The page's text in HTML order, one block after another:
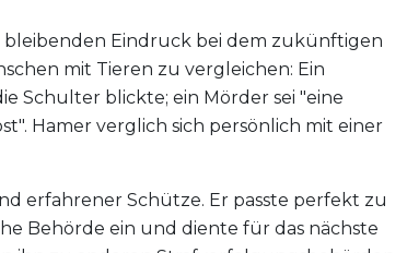
bleibenden Eindruck bei dem zukünftigen
mit Tieren zu vergleichen: Ein
Schulter blickte; ein Mörder sei "eine
Hamer verglich sich persönlich mit einer
erfahrener Schütze. Er passte perfekt zu
Behörde ein und diente für das nächste